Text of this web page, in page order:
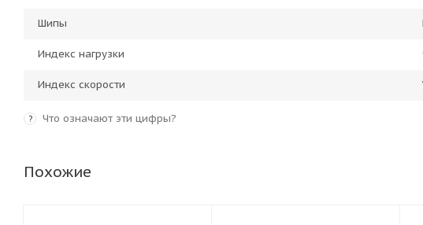
Шипы
Индекс нагрузки
Индекс скорости
? Что означают эти цифры?
Похожие